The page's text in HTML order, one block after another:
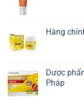
Hàng
Dược
Pháp